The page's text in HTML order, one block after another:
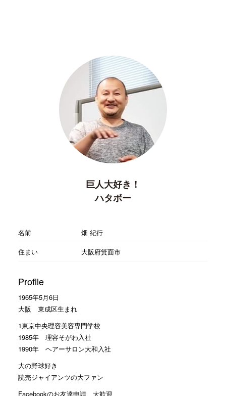
巨人大好き！
ハタボー
名前
畑 紀行
住まい
大阪府箕面市
Profile
1965年5月6日
大阪 東成区生まれ
1東京中央理容美容専門学校
1985年 理容そがわ入社
1990年 ヘアーサロン大和入社
大の野球好き
読売ジャイアンツの大ファン
Facebookのお友達申請 大歓迎